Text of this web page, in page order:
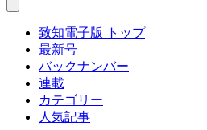
致知電子版 トップ
最新号
バックナンバー
連載
カテゴリー
人気記事